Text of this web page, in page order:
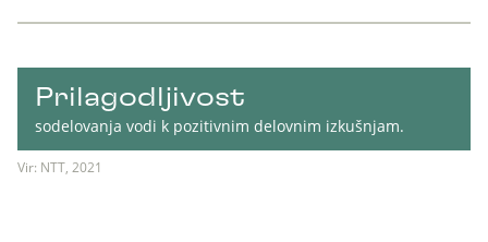
Prilagodljivost
sodelovanja vodi k pozitivnim delovnim izkušnjam.
Vir: NTT, 2021